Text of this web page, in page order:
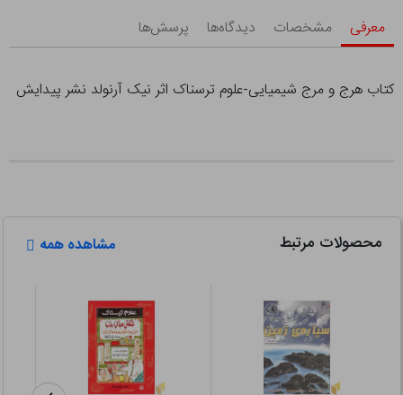
معرفی مشخصات دیدگاه‌ها پرسش‌ها
کتاب هرج و مرج شیمیایی-علوم ترسناک اثر نیک آرنولد نشر پیدایش
محصولات مرتبط مشاهده همه